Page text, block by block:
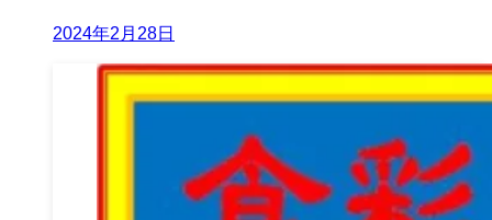
2024年2月28日